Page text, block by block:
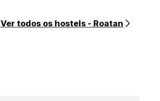
Ver todos os hostels - Roatan